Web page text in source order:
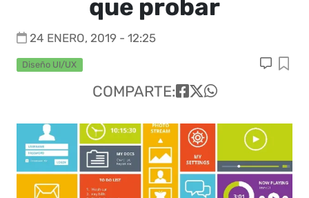
que probar
24 ENERO, 2019 - 12:25
Diseño UI/UX
COMPARTE: